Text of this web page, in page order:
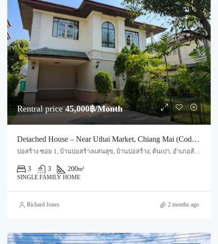
Rentral price45,000฿/Month
Detached House – Near Uthai Market, Chiang Mai (Code : R3591)
บ่อสร้าง ซอย 1, บ้านบ่อสร้างแสนสุข, บ้านบ่อสร้าง, ต้นเปา, อำเภอสันกำแพง, จังหวัดเชียงใหม่, 50130, ประเทศไทย, Chiang Mai, San Kamphaeng, Ton Pao
3 3 200m²
SINGLE FAMILY HOME
Richard Jones 2 months ago